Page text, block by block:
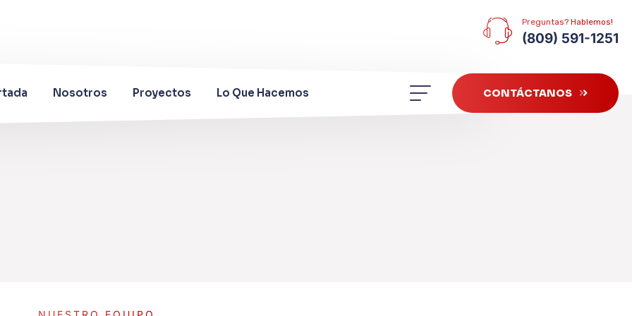
Preguntas? Hablemos!
(809) 591-1251
Nosotros Proyectos Lo Que Hacemos CONTÁCTANOS